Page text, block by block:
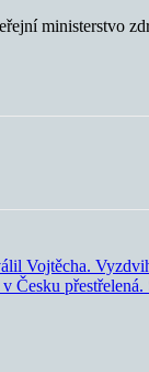
ministerstvo
Vojtěcha.
Česku